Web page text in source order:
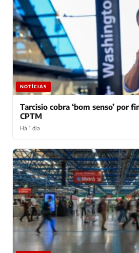
NOTÍCIAS
Tarcisio cobra ‘bom senso’ por
CPTM
Há 1 dia